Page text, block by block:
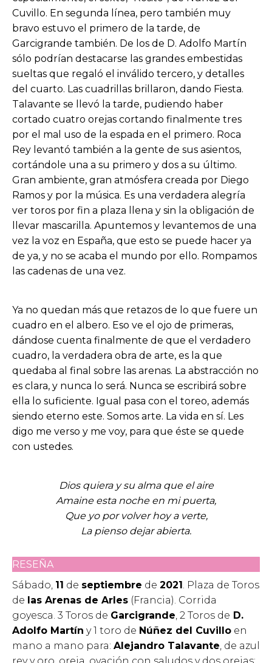
Cuvillo. En segunda línea, pero también muy
bravo estuvo el primero de la tarde, de
Garcigrande también. De los de D. Adolfo Martín
sólo podrían destacarse las grandes embestidas
sueltas que regaló el inválido tercero, y detalles
del cuarto. Las cuadrillas brillaron, dando Fiesta.
Talavante se llevó la tarde, pudiendo haber
cortado cuatro orejas cortando finalmente tres
por el mal uso de la espada en el primero. Roca
Rey levantó también a la gente de sus asientos,
cortándole una a su primero y dos a su último.
Gran ambiente, gran atmósfera creada por Diego
Ramos y por la música. Es una verdadera alegría
ver toros por fin a plaza llena y sin la obligación de
llevar mascarilla. Apuntemos y levantemos de una
vez la voz en España, que esto se puede hacer ya
de ya, y no se acaba el mundo por ello. Rompamos
las cadenas de una vez.
Ya no quedan más que retazos de lo que fuere un
cuadro en el albero. Eso ve el ojo de primeras,
dándose cuenta finalmente de que el verdadero
cuadro, la verdadera obra de arte, es la que
quedaba al final sobre las arenas. La abstracción no
es clara, y nunca lo será. Nunca se escribirá sobre
ella lo suficiente. Igual pasa con el toreo, además
siendo eterno este. Somos arte. La vida en sí. Les
digo me verso y me voy, para que éste se quede
con ustedes.
Dios quiera y su alma que el aire
Amaine esta noche en mi puerta,
Que yo por volver hoy a verte,
La pienso dejar abierta.
RESEÑA
Sábado, 11 de septiembre de 2021 . Plaza de Toros
de las Arenas de Arles (Francia). Corrida
goyesca. 3 Toros de Garcigrande, 2 Toros de D.
Adolfo Martín y 1 toro de Núñez del Cuvillo en
mano a mano para: Alejandro Talavante, de azul